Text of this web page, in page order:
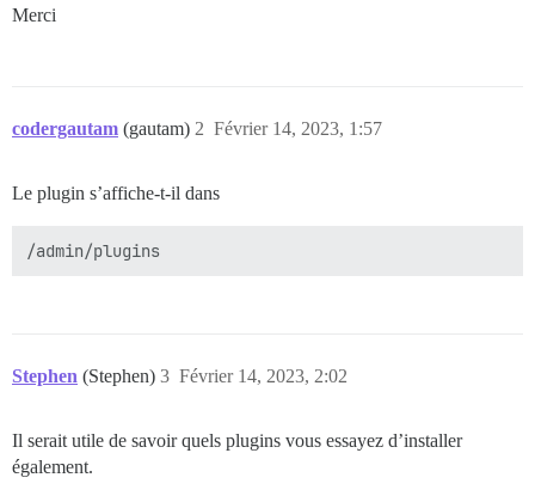
Merci
codergautam (gautam) Février 14, 2023, 1:57
2
Le plugin s’affiche-t-il dans
Stephen (Stephen) Février 14, 2023, 2:02
3
Il serait utile de savoir quels plugins vous essayez d’installer
également.